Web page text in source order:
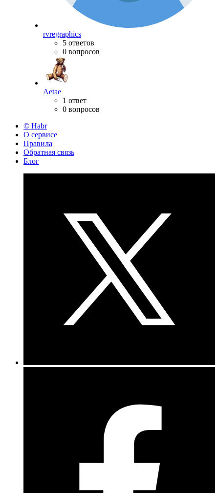
rvregraphics
5 ответов
0 вопросов
Aetae
1 ответ
0 вопросов
© Habr
О сервисе
Правила
Обратная связь
Блог